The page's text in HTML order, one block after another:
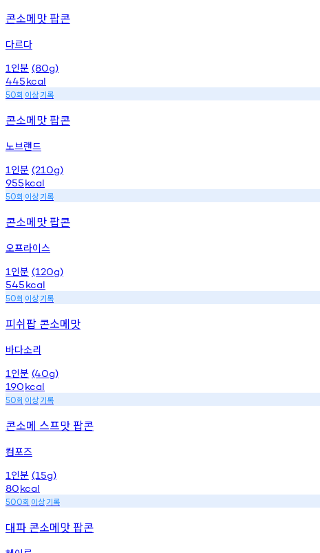
콘소메맛 팝콘
다르다
1 인분 (80g)
445kcal
50회 이상기록
콘소메맛 팝콘
노브랜드
1 인분 (210g)
955kcal
50회 이상기록
콘소메맛 팝콘
오프라이스
1 인분 (120g)
545kcal
50회 이상기록
피쉬팝 콘소메맛
바다소리
1 인분 (40g)
190kcal
50회 이상기록
콘소메 스프맛 팝콘
컴포즈
1 인분 (15g)
80kcal
500회 이상기록
대파 콘소메맛 팝콘